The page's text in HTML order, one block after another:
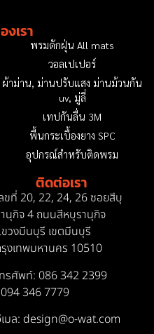
เรา
พรมดักฝุ่น All mats
วอลเปเปอร์
ผ้าม่าน, ม่านปรับแสง ม่านม้วนกัน
uv, มู่ลี่
เทปกันลื่น 3M
พื้นกระเบื้องยาง SPC
อุปกรณ์สำหรับติดพรม
ติดต่อเรา
ขที่ 20, 22, 24, 26 ซอยสีบุ
นุกิจ 4 ถนนสีหบุรานุกิจ
วงมีนบุรี เขตมีนบุรี
งเทพมหานคร 10510
รศัพท์: 086 342 2399
094 346 7779
มล: design@o-wat.com